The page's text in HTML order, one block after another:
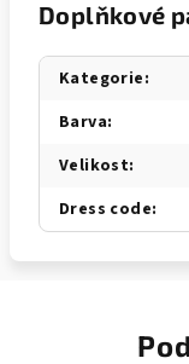
Doplňkové
Kategorie:
Barva:
Velikost:
Dress code: